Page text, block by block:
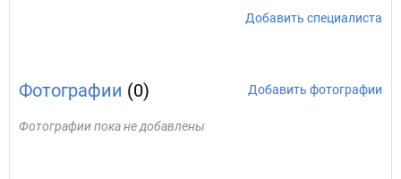
Добавить специалиста
Фотографии (0) Добавить фотографии
Фотографии пока не добавлены